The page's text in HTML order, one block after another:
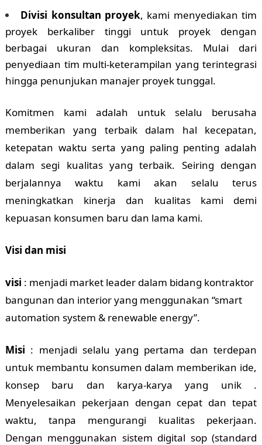
Divisi konsultan proyek, kami menyediakan tim
proyek berkaliber tinggi untuk proyek dengan
berbagai ukuran dan kompleksitas. Mulai dari
penyediaan tim multi-keterampilan yang terintegrasi
hingga penunjukan manajer proyek tunggal.
Komitmen kami adalah untuk selalu berusaha
memberikan yang terbaik dalam hal kecepatan,
ketepatan waktu serta yang paling penting adalah
dalam segi kualitas yang terbaik. Seiring dengan
berjalannya waktu kami akan selalu terus
meningkatkan kinerja dan kualitas kami demi
kepuasan konsumen baru dan lama kami.
Visi dan misi
visi : menjadi market leader dalam bidang kontraktor
bangunan dan interior yang menggunakan “smart
automation system & renewable energy”.
Misi : menjadi selalu yang pertama dan terdepan
untuk membantu konsumen dalam memberikan ide,
konsep baru dan karya-karya yang unik .
Menyelesaikan pekerjaan dengan cepat dan tepat
waktu, tanpa mengurangi kualitas pekerjaan.
Dengan menggunakan sistem digital sop (standard